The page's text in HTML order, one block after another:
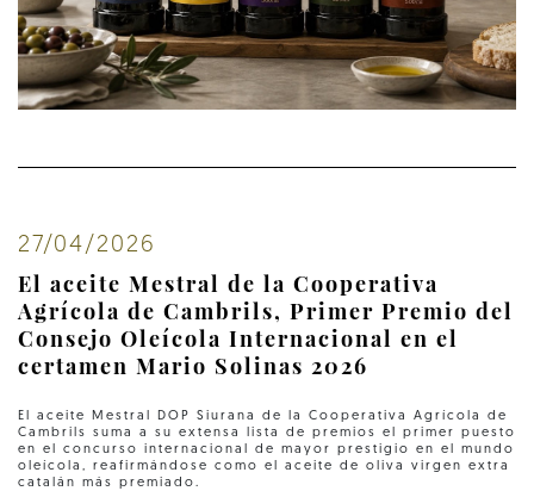
27/04/2026
El aceite Mestral de la Cooperativa
Agrícola de Cambrils, Primer Premio del
Consejo Oleícola Internacional en el
certamen Mario Solinas 2026
El aceite Mestral DOP Siurana de la Cooperativa Agrícola de
Cambrils suma a su extensa lista de premios el primer puesto
en el concurso internacional de mayor prestigio en el mundo
oleícola, reafirmándose como el aceite de oliva virgen extra
catalán más premiado.